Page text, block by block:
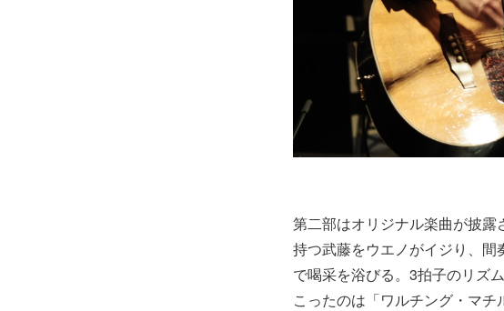
第二部はオリジナル楽曲が披
持つ武藤をウエノがイジり、間
で喝采を浴びる。3拍子のリズ
こったのは「ワルチング・マ